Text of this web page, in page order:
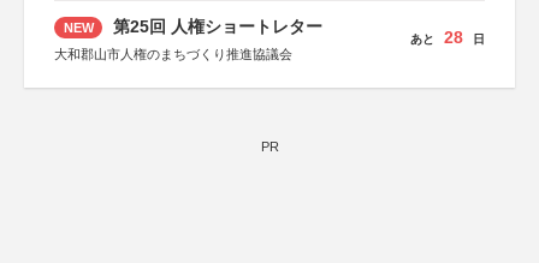
NEW 第25回 人権ショートレター
大和郡山市人権のまちづくり推進協議会
あと 28 日
PR